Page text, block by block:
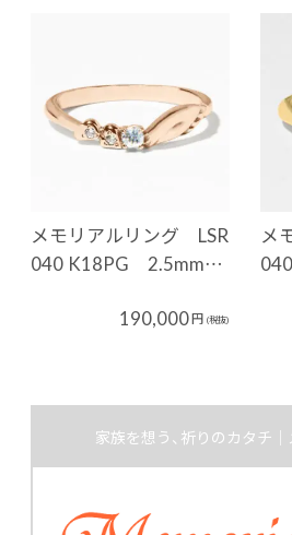
メモリアルリング LSR
040 K18PG 2.5mm…
190,000円 (税抜)
メ
家族を想う、祈りのカタチ